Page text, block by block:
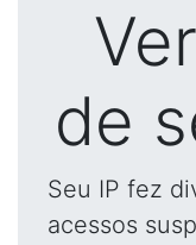
de
Seu IP fez
acessos